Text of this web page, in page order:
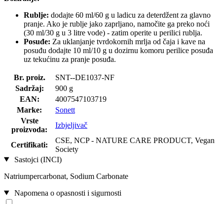
Rublje: dodajte 60 ml/60 g u ladicu za deterdžent za glavno
pranje. Ako je rublje jako zaprljano, namočite ga preko noći
(30 ml/30 g u 3 litre vode) - zatim operite u perilici rublja.
Posuđe: Za uklanjanje tvrdokornih mrlja od čaja i kave na
posuđu dodajte 10 ml/10 g u dozirnu komoru perilice posuđa
uz tekućinu za pranje posuđa.
Br. proiz.
SNT--DE1037-NF
Sadržaj:
900 g
EAN:
4007547103719
Marke:
Sonett
Vrste
proizvoda:
Izbjeljivač
Certifikati:
CSE, NCP - NATURE CARE PRODUCT, Vegan
Society
Sastojci (INCI)
Natriumpercarbonat, Sodium Carbonate
Napomena o opasnosti i sigurnosti